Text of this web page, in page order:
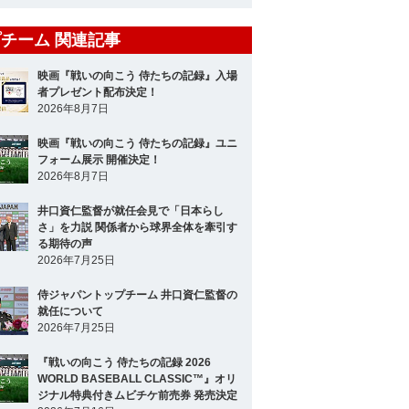
ーム 関連記事
映画『戦いの向こう 侍たちの記録』入場
者プレゼント配布決定！
2026年8月7日
映画『戦いの向こう 侍たちの記録』ユニ
フォーム展示 開催決定！
2026年8月7日
井口資仁監督が就任会見で「日本らし
さ」を力説 関係者から球界全体を牽引す
る期待の声
2026年7月25日
侍ジャパントップチーム 井口資仁監督の
就任について
2026年7月25日
『戦いの向こう 侍たちの記録 2026
WORLD BASEBALL CLASSIC™』オリ
ジナル特典付きムビチケ前売券 発売決定